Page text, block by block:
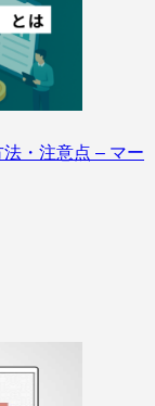
・注意点 – マー